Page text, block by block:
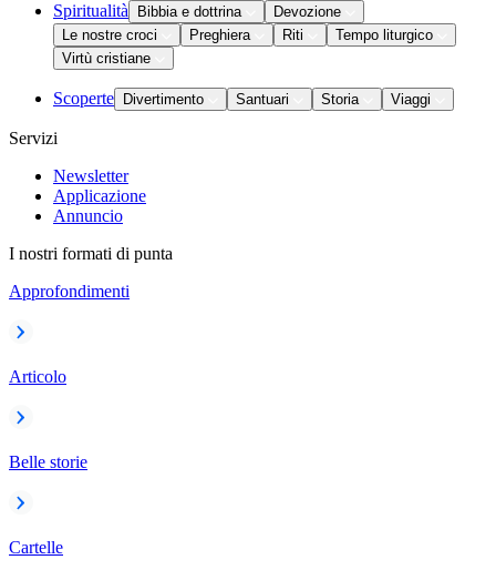
Spiritualità Bibbia e dottrina
Devozione
Le nostre croci
Preghiera Riti
Tempo liturgico
Virtù cristiane
Scoperte Divertimento Santuari Storia Viaggi
Servizi
Newsletter
Applicazione
Annuncio
I nostri formati di punta
Approfondimenti
Articolo
Belle storie
Cartelle